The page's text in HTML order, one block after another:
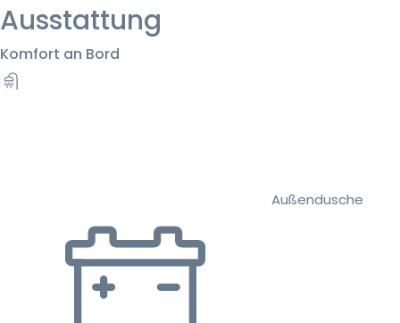
Ausstattung
Komfort an Bord
Außendusche